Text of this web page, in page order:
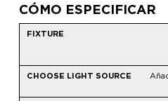
CÓMO ESPECIFICAR